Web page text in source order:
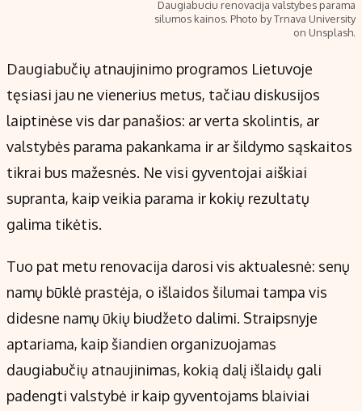
Daugiabuciu renovacija valstybes parama
silumos kainos. Photo by Trnava University
on Unsplash.
Daugiabučių atnaujinimo programos Lietuvoje
tęsiasi jau ne vienerius metus, tačiau diskusijos
laiptinėse vis dar panašios: ar verta skolintis, ar
valstybės parama pakankama ir ar šildymo sąskaitos
tikrai bus mažesnės. Ne visi gyventojai aiškiai
supranta, kaip veikia parama ir kokių rezultatų
galima tikėtis.
Tuo pat metu renovacija darosi vis aktualesnė: senų
namų būklė prastėja, o išlaidos šilumai tampa vis
didesne namų ūkių biudžeto dalimi. Straipsnyje
aptariama, kaip šiandien organizuojamas
daugiabučių atnaujinimas, kokią dalį išlaidų gali
padengti valstybė ir kaip gyventojams blaiviai